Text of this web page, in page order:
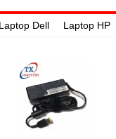
Laptop Dell Laptop HP